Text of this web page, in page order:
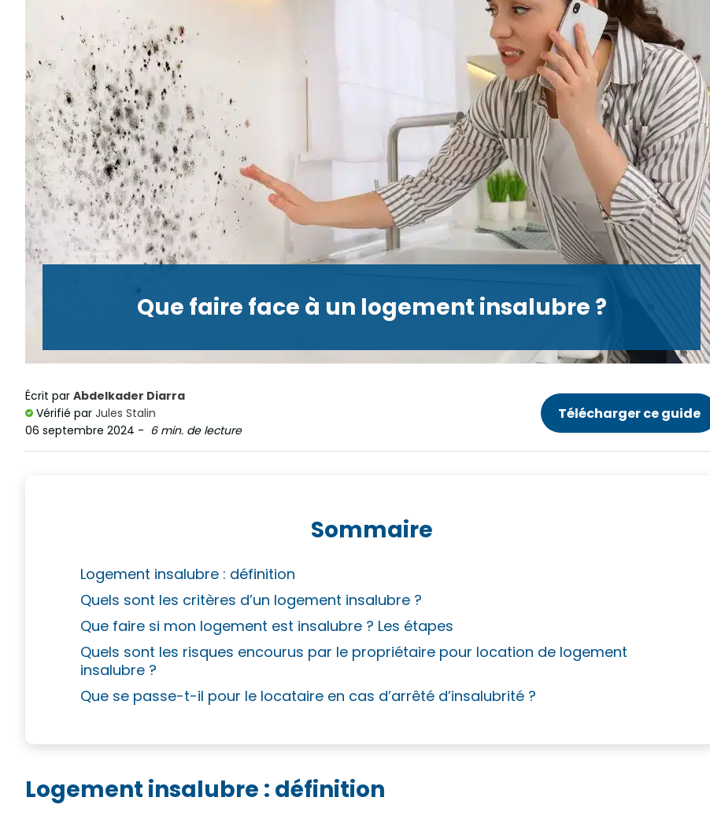
Que faire face à un logement insalubre ?
Écrit par Abdelkader Diarra
Vérifié par Jules Stalin
06 septembre 2024 - 6 min. de lecture
Télécharger ce guide
Sommaire
Logement insalubre : définition
Quels sont les critères d’un logement insalubre ?
Que faire si mon logement est insalubre ? Les étapes
Quels sont les risques encourus par le propriétaire pour location de logement
insalubre ?
Que se passe-t-il pour le locataire en cas d’arrêté d’insalubrité ?
Logement insalubre : définition